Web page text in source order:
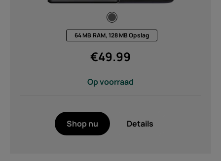
64 MB RAM, 128 MB Opslag
€49.99
Op voorraad
Shop nu Details